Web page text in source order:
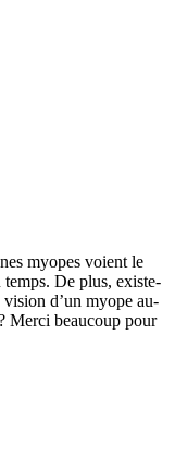
myopes voient le
De plus, existe-
d’un myope au-
Merci beaucoup pour